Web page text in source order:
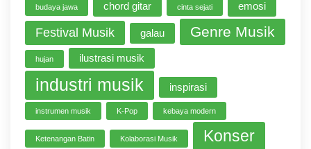
budaya jawa chord gitar cinta sejati emosi
Festival Musik galau Genre Musik
hujan ilustrasi musik
industri musik inspirasi
instrumen musik K-Pop kebaya modern
Ketenangan Batin Kolaborasi Musik Konser